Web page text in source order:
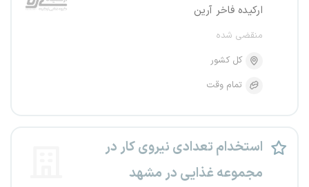
ارکیده فاخر آرین
منقضی شده
کل کشور
تمام وقت
استخدام تعدادی نیروی کار در
مجموعه غذایی در مشهد